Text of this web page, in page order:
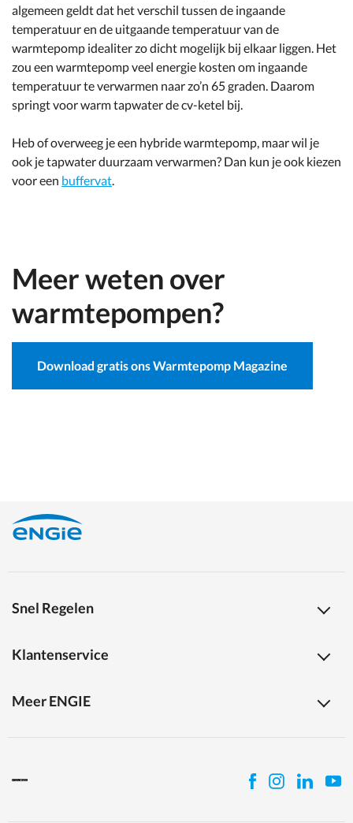
algemeen geldt dat het verschil tussen de ingaande
temperatuur en de uitgaande temperatuur van de
warmtepomp idealiter zo dicht mogelijk bij elkaar liggen. Het
zou een warmtepomp veel energie kosten om ingaande
temperatuur te verwarmen naar zo’n 65 graden. Daarom
springt voor warm tapwater de cv-ketel bij.
Heb of overweeg je een hybride warmtepomp, maar wil je
ook je tapwater duurzaam verwarmen? Dan kun je ook kiezen
voor een buffervat.
Meer weten over
warmtepompen?
Download gratis ons Warmtepomp Magazine
Snel Regelen
Klantenservice
Meer ENGIE